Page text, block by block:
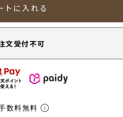
トに入れる
文受付不可
数料無料